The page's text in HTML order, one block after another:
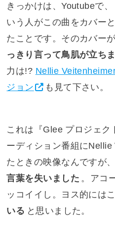
きっかけは、Youtubeで、
いう人がこの曲をカバー
たことです。そのカバー
っきり言って鳥肌が立ち
力は!? Nellie
ジョン
も見て下さい。
これは『Glee プロジェク
ーディション番組に
たときの映像なんですが、
言葉を失いました 。アコ
ッコイイし。ヨス的にはこ
いる と思いました。